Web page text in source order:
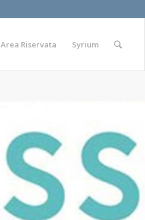
Area Riservata Syrium